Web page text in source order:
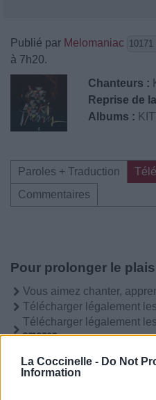
La Coccinelle - Do Not
Information
Publié par Melomaniac 10171
à 7h20.
Chanteurs :
Reprise de
Albums :
Paroles + Traduction
Commentaires
Pour prolonger le
Vous aimez chanter,
Télécharger légalement
Télécharger légalement
Trouver un instrument de